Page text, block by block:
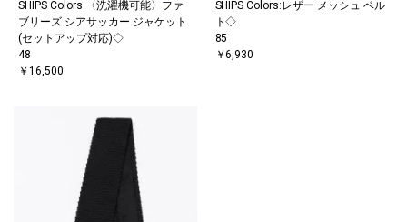
SHIPS Colors:〈洗濯機可能〉ファ
ブリーズ シアサッカー ジャケット
(セットアップ対応)◇
48
￥16,500
SHIPS Colors:レザー メッシュ ベル
ト◇
85
￥6,930